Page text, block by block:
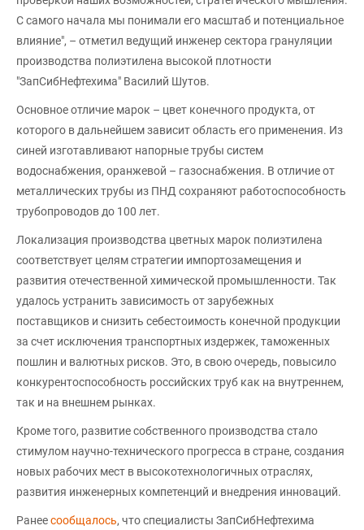
С самого начала мы понимали его масштаб и потенциальное
влияние", – отметил ведущий инженер сектора грануляции
производства полиэтилена высокой плотности
"ЗапСибНефтехима" Василий Шутов.
Основное отличие марок – цвет конечного продукта, от
которого в дальнейшем зависит область его применения. Из
синей изготавливают напорные трубы систем
водоснабжения, оранжевой – газоснабжения. В отличие от
металлических трубы из ПНД сохраняют работоспособность
трубопроводов до 100 лет.
Локализация производства цветных марок полиэтилена
соответствует целям стратегии импортозамещения и
развития отечественной химической промышленности. Так
удалось устранить зависимость от зарубежных
поставщиков и снизить себестоимость конечной продукции
за счет исключения транспортных издержек, таможенных
пошлин и валютных рисков. Это, в свою очередь, повысило
конкурентоспособность российских труб как на внутреннем,
так и на внешнем рынках.
Кроме того, развитие собственного производства стало
стимулом научно-технического прогресса в стране, создания
новых рабочих мест в высокотехнологичных отраслях,
развития инженерных компетенций и внедрения инноваций.
Ранеесообщалось, что специалисты ЗапСибНефтехима